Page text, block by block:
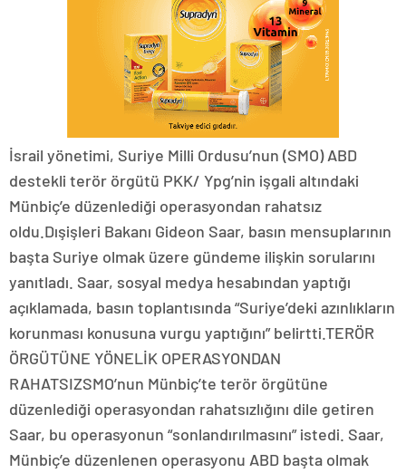
İsrail yönetimi, Suriye Milli Ordusu’nun (SMO) ABD
destekli terör örgütü PKK/ Ypg’nin işgali altındaki
Münbiç’e düzenlediği operasyondan rahatsız
oldu.Dışişleri Bakanı Gideon Saar, basın mensuplarının
başta Suriye olmak üzere gündeme ilişkin sorularını
yanıtladı. Saar, sosyal medya hesabından yaptığı
açıklamada, basın toplantısında “Suriye’deki azınlıkların
korunması konusuna vurgu yaptığını” belirtti.TERÖR
ÖRGÜTÜNE YÖNELİK OPERASYONDAN
RAHATSIZSMO’nun Münbiç’te terör örgütüne
düzenlediği operasyondan rahatsızlığını dile getiren
Saar, bu operasyonun “sonlandırılmasını” istedi. Saar,
Münbiç’e düzenlenen operasyonu ABD başta olmak